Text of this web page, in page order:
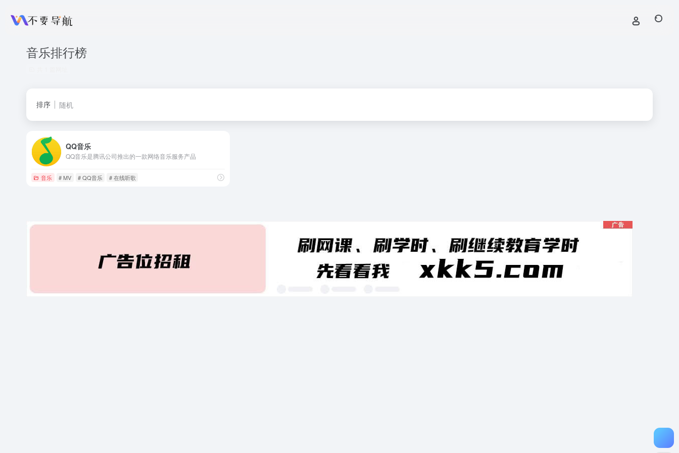
音乐排行榜
排序 随机
QQ音乐
QQ音乐是腾讯公司推出的一款网络音乐服务产品
音乐 # MV # QQ音乐 # 在线听歌